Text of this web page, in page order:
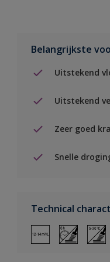
Belangrijkste
Uitstekend
Uitstekend
Zeer goed
Snelle
Technical